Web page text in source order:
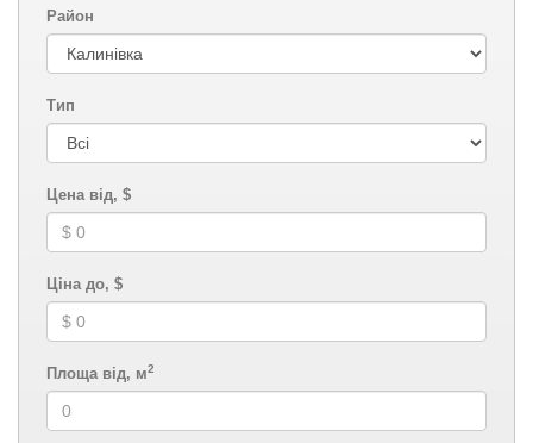
Район
Тип
Цена від, $
Ціна до, $
Площа від, м2